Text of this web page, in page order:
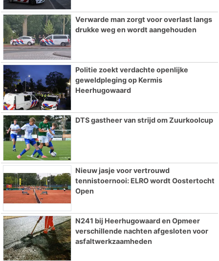
Verwarde man zorgt voor overlast langs
drukke weg en wordt aangehouden
Politie zoekt verdachte openlijke
geweldpleging op Kermis
Heerhugowaard
DTS gastheer van strijd om Zuurkoolcup
Nieuw jasje voor vertrouwd
tennistoernooi: ELRO wordt Oostertocht
Open
N241 bij Heerhugowaard en Opmeer
verschillende nachten afgesloten voor
asfaltwerkzaamheden